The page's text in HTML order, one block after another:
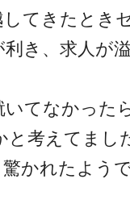
してきたとき
利き、求人が
いてなかった
と考えてまし
かれたよう